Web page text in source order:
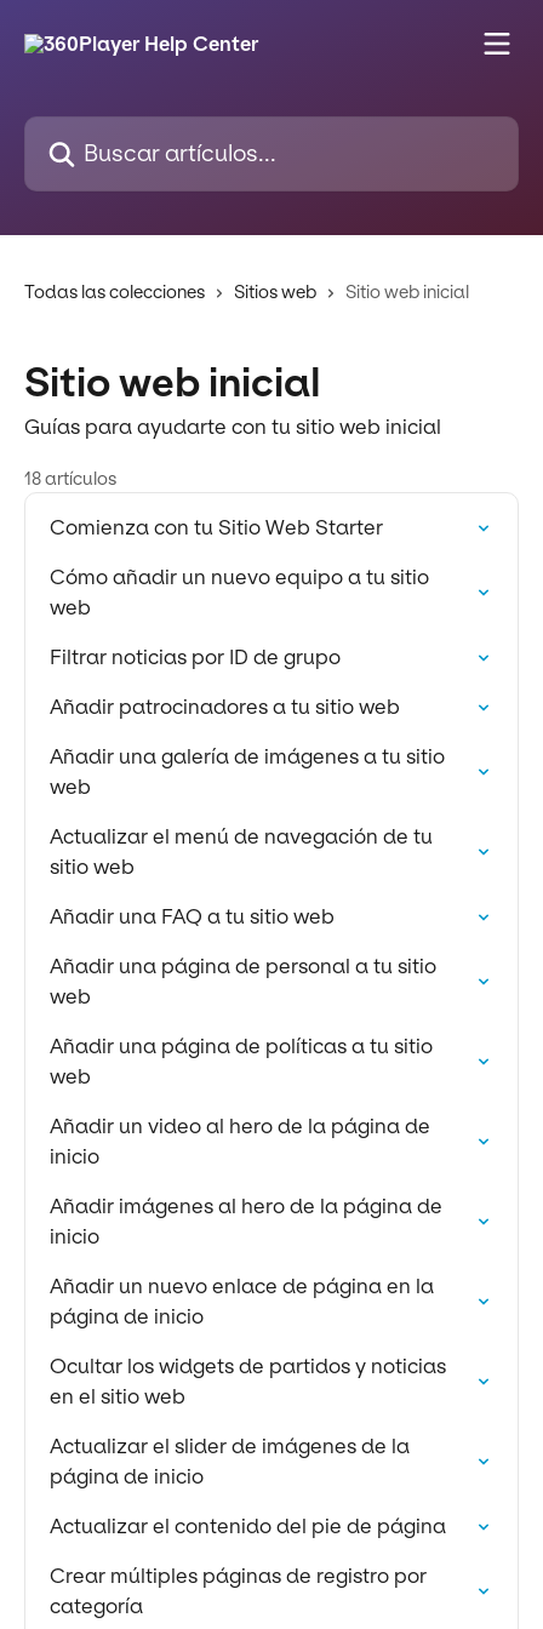
Buscar artículos...
Todas las colecciones Sitios web Sitio web inicial
Sitio web inicial
Guías para ayudarte con tu sitio web inicial
18 artículos
Comienza con tu Sitio Web Starter
Cómo añadir un nuevo equipo a tu sitio
web
Filtrar noticias por ID de grupo
Añadir patrocinadores a tu sitio web
Añadir una galería de imágenes a tu sitio
web
Actualizar el menú de navegación de tu
sitio web
Añadir una FAQ a tu sitio web
Añadir una página de personal a tu sitio
web
Añadir una página de políticas a tu sitio
web
Añadir un video al hero de la página de
inicio
Añadir imágenes al hero de la página de
inicio
Añadir un nuevo enlace de página en la
página de inicio
Ocultar los widgets de partidos y noticias
en el sitio web
Actualizar el slider de imágenes de la
página de inicio
Actualizar el contenido del pie de página
Crear múltiples páginas de registro por
categoría